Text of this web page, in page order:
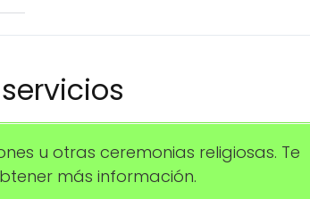
u otras ceremonias religiosas. Te
más información.